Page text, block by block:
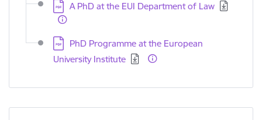
Lejupielādēt:
A PhD at the EUI Department of Law
Lejupielādēt:
PhD Programme at the European
University Institute